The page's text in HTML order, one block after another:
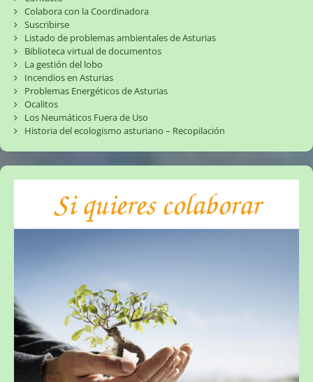
Colabora con la Coordinadora
Suscribirse
Listado de problemas ambientales de Asturias
Biblioteca virtual de documentos
La gestión del lobo
Incendios en Asturias
Problemas Energéticos de Asturias
Ocalitos
Los Neumáticos Fuera de Uso
Historia del ecologismo asturiano – Recopilación